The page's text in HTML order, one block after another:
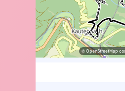
© OpenStreetMap
© Eddy & Rita